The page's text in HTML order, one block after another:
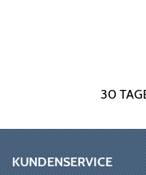
30
KUNDENSERVICE